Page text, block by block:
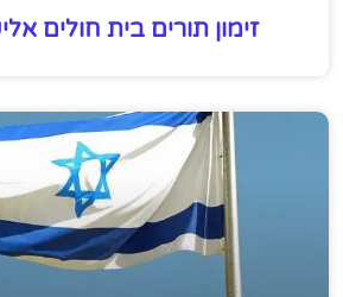
זימון תורים בית חולים